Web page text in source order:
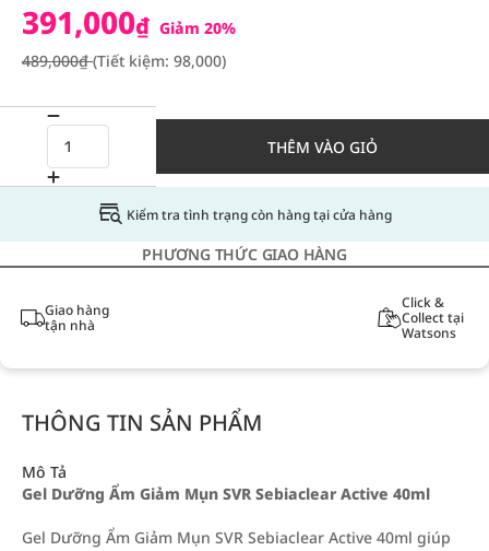
391,000₫ Giảm 20%
489,000₫(Tiết kiệm: 98,000)
THÊM VÀO GIỎ
Kiểm tra tình trạng còn hàng tại cửa hàng
PHƯƠNG THỨC GIAO HÀNG
Giao hàng
tận nhà
Click &
Collect tại
Watsons
THÔNG TIN SẢN PHẨM
Mô Tả
Gel Dưỡng Ẩm Giảm Mụn SVR Sebiaclear Active 40ml
Gel Dưỡng Ẩm Giảm Mụn SVR Sebiaclear Active 40ml giúp